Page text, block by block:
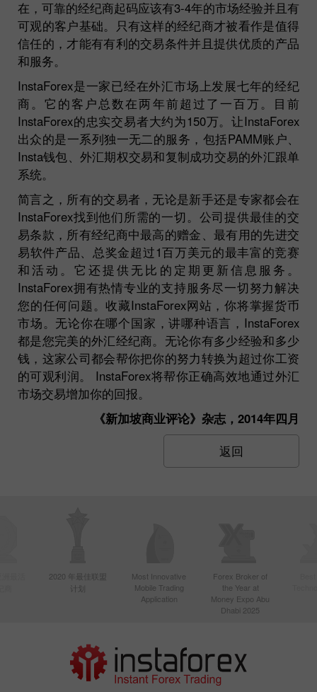
在，可靠的经纪商起码应该有3-4年的市场经验并且有
可观的客户基础。只有这样的经纪商才被看作是值得
信任的，才能有有利的交易条件并且提供优质的产品
和服务。
InstaForex是一家已经在外汇市场上发展七年的经纪
商。它的客户总数在两年前超过了一百万。目前
InstaForex的忠实交易者大约为150万。让InstaForex
出众的是一系列独一无二的服务，包括PAMM账户、
Insta钱包、外汇期权交易和复制成功交易的外汇跟单
系统。
简言之，所有的交易者，无论是新手还是专家都会在
InstaForex找到他们所需的一切。公司提供最佳的交
易条款，所有经纪商中最高的赠金、最有用的先进交
易软件产品、总奖金超过1百万美元的最丰富的竞赛
和活动。它还提供无比的定期更新信息服务。
InstaForex拥有热情专业的支持服务尽一切努力解决
您的任何问题。收藏InstaForex网站，你将掌握货币
市场。无论你在哪个国家，讲哪种语言，InstaForex
都是您完美的外汇经纪商。无论你有多少经验和多少
钱，这家公司都会帮你把你的努力转换为超过你工资
的可观利润。 InstaForex将帮你正确高效地通过外汇
市场交易增加你的回报。
《新加坡商业评论》杂志，2014年四月
返回
2020 年最佳联盟
计划
Most Innovative
Mobile Trading
Application
Forex Broker of
the Year at
Money Expo Abu
Dhabi 2025